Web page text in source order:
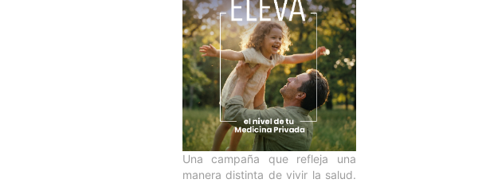
Una campaña que refleja una
manera distinta de vivir la salud.